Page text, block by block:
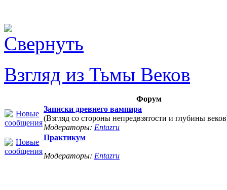
Взгляд из Тьмы Веков
Форум
Записки древнего вампира
(Взгляд со стороны непредвзятости и глубины
Модераторы: Entazru
Практикум
Модераторы: Entazru